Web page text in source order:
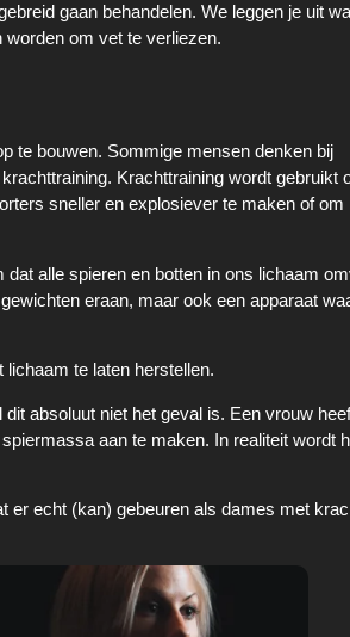
gaan behandelen. We leggen je uit
om vet te verliezen.
te bouwen. Sommige mensen denken bij
Krachttraining wordt gebruikt
sneller en explosiever te maken of om
alle spieren en botten in ons lichaam
eraan, maar ook een apparaat
te laten herstellen.
absoluut niet het geval is. Een vrouw
aan te maken. In realiteit wordt
er echt (kan) gebeuren als dames met